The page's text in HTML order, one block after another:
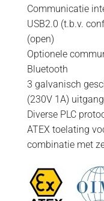
Communicatie
USB2.0 (t.b.v.
(open)
Optionele
Bluetooth
3 galvanisch
(230V 1A)
Diverse PLC
ATEX toelating
combinatie met